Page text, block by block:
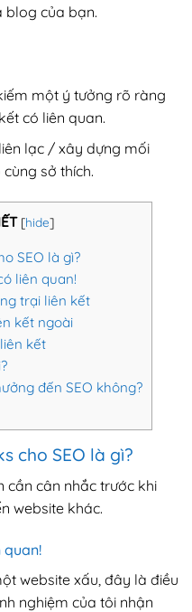
blog của bạn.
một ý tưởng rõ ràng
có liên quan.
lạc / xây dựng mối
sở thích.
[hide]
SEO là gì?
liên quan!
trại liên kết
kết ngoài
kết
đến SEO không?
cho SEO là gì?
cần cân nhắc trước khi
website khác.
quan!
website xấu, đây là điều
nghiệm của tôi nhận